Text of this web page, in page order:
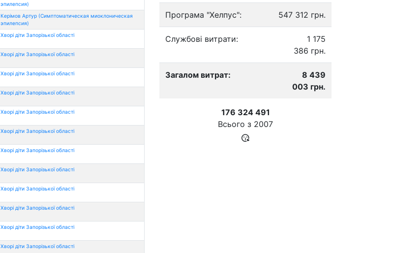
эпилепсия)
Керімов Артур (Симптоматическая миоклоническая
эпилепсия)
Хворі діти Запорізької області
Хворі діти Запорізької області
Хворі діти Запорізької області
Хворі діти Запорізької області
Хворі діти Запорізької області
Хворі діти Запорізької області
Хворі діти Запорізької області
Хворі діти Запорізької області
Хворі діти Запорізької області
Хворі діти Запорізької області
Хворі діти Запорізької області
Хворі діти Запорізької області
Програма "Хелпус": 547 312 грн.
Службові витрати:
1 175
386 грн.
Загалом витрат:
8 439
003 грн.
176 324 491
Всього з 2007